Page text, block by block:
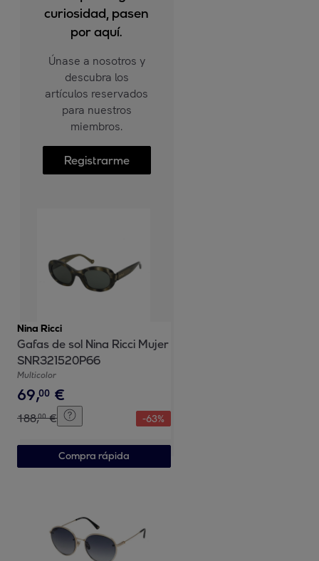
curiosidad, pasen
por aquí.
Únase a nosotros y
descubra los
artículos reservados
para nuestros
miembros.
Registrarme
Nina Ricci
Gafas de sol Nina Ricci Mujer
SNR321520P66
Multicolor
69,00 €
188,00 € -63%
Compra rápida